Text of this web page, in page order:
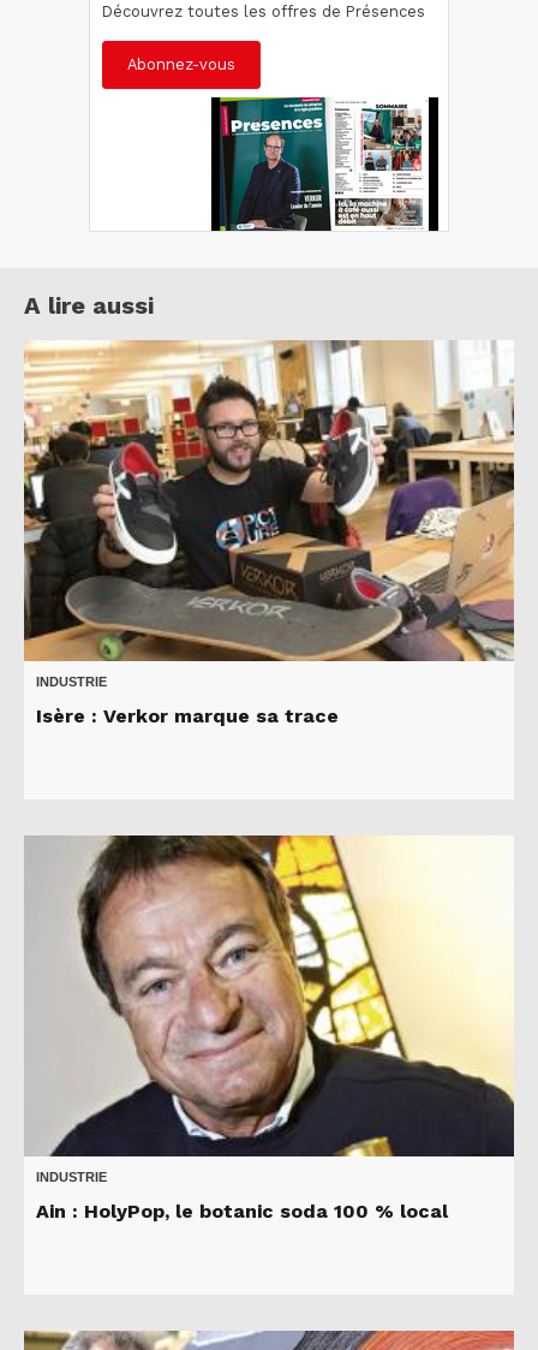
Découvrez toutes les offres de Présences
Abonnez-vous
A lire aussi
INDUSTRIE
Isère : Verkor marque sa trace
INDUSTRIE
Ain : HolyPop, le botanic soda 100 % local